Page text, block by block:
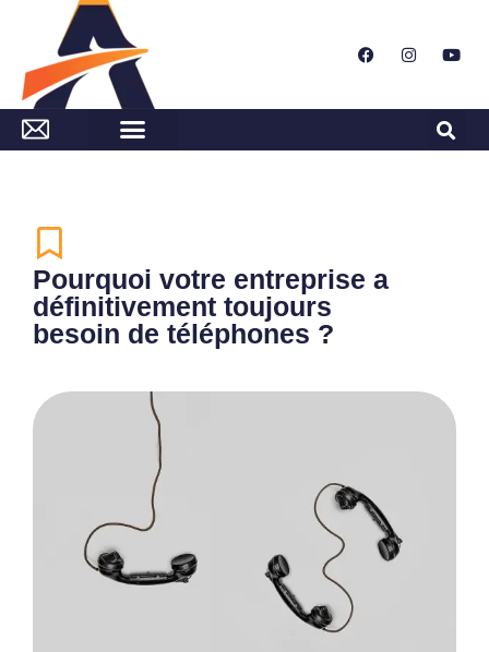
Pourquoi votre entreprise a
définitivement toujours
besoin de téléphones ?